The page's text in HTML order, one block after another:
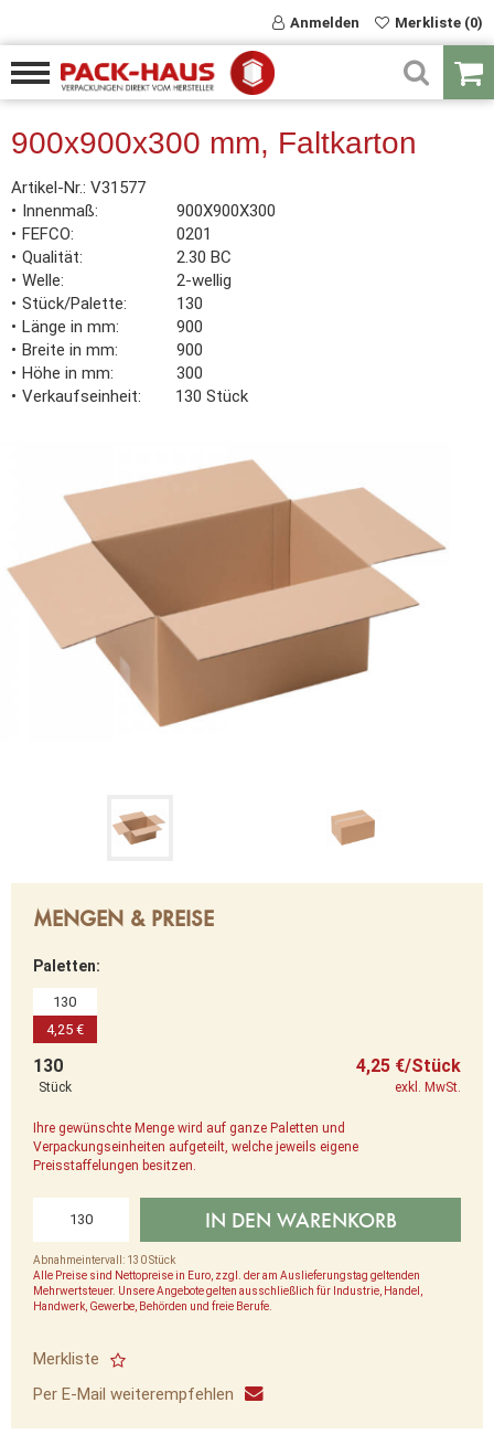
Anmelden Merkliste (0)
900x900x300 mm, Faltkarton
Artikel-Nr.: V31577
Innenmaß
900X900X300
FEFCO
0201
Qualität
2.30 BC
Welle
2-wellig
Stück/Palette
130
Länge in mm
900
Breite in mm
900
Höhe in mm
300
Verkaufseinheit
130 Stück
MENGEN & PREISE
Paletten:
130
4,25 €
130
Stück
4,25 €/Stück
exkl. MwSt.
Ihre gewünschte Menge wird auf ganze Paletten und
Verpackungseinheiten aufgeteilt, welche jeweils eigene
Preisstaffelungen besitzen.
Abnahmeintervall: 130 Stück
Alle Preise sind Nettopreise in Euro, zzgl. der am Auslieferungstag geltenden
Mehrwertsteuer. Unsere Angebote gelten ausschließlich für Industrie, Handel,
Handwerk, Gewerbe, Behörden und freie Berufe.
IN DEN WARENKORB
Merkliste
Per E-Mail weiterempfehlen